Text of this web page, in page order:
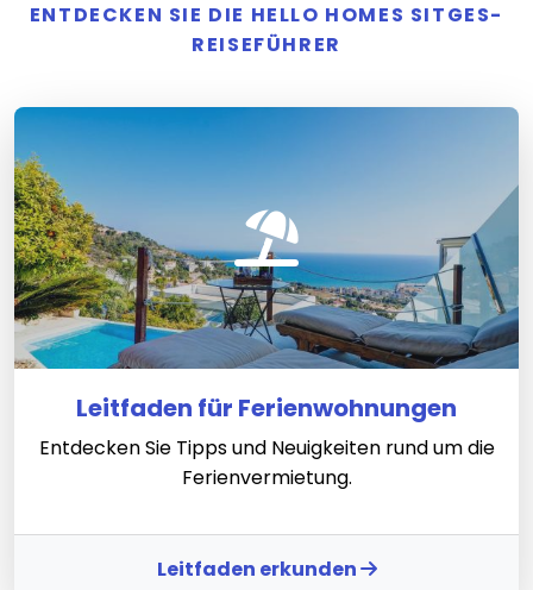
ENTDECKEN SIE DIE HELLO HOMES SITGES-
REISEFÜHRER
Leitfaden für Ferienwohnungen
Entdecken Sie Tipps und Neuigkeiten rund um die
Ferienvermietung.
Leitfaden erkunden